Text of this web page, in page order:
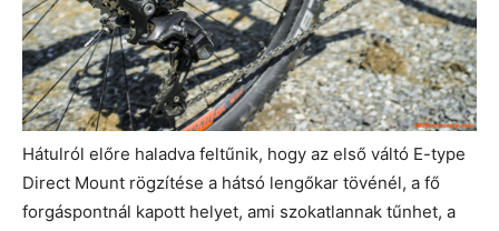
Hátulról előre haladva feltűnik, hogy az első váltó E-type
Direct Mount rögzítése a hátsó lengőkar tövénél, a fő
forgáspontnál kapott helyet, ami szokatlannak tűnhet, a